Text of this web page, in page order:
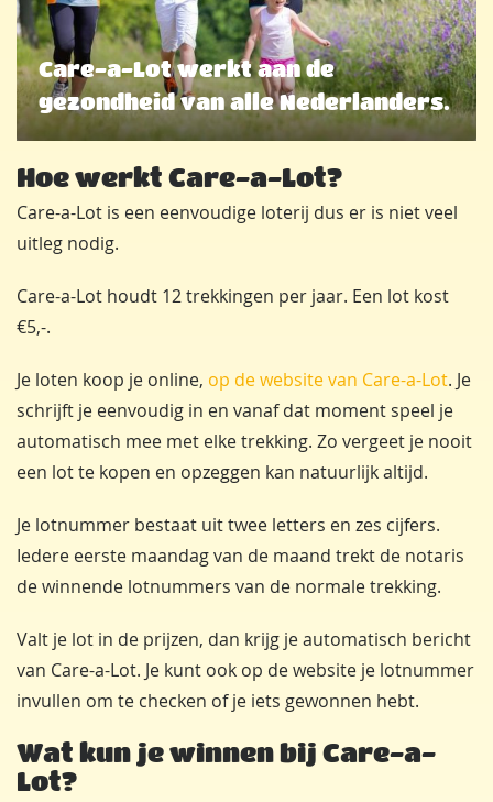
Care-a-Lot werkt aan de
gezondheid van alle Nederlanders.
Hoe werkt Care-a-Lot?
Care-a-Lot is een eenvoudige loterij dus er is niet veel
uitleg nodig.
Care-a-Lot houdt 12 trekkingen per jaar. Een lot kost
€5,-.
Je loten koop je online, op de website van Care-a-Lot. Je
schrijft je eenvoudig in en vanaf dat moment speel je
automatisch mee met elke trekking. Zo vergeet je nooit
een lot te kopen en opzeggen kan natuurlijk altijd.
Je lotnummer bestaat uit twee letters en zes cijfers.
Iedere eerste maandag van de maand trekt de notaris
de winnende lotnummers van de normale trekking.
Valt je lot in de prijzen, dan krijg je automatisch bericht
van Care-a-Lot. Je kunt ook op de website je lotnummer
invullen om te checken of je iets gewonnen hebt.
Wat kun je winnen bij Care-a-
Lot?